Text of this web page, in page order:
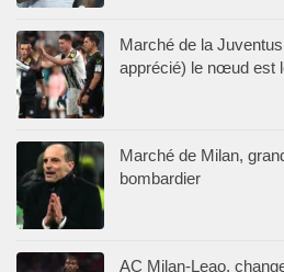
Marché de la
apprécié) le nœud est
Marché de Milan,
bombardier
AC Milan-Leao,